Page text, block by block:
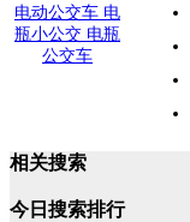
相关搜索
今日搜索排行